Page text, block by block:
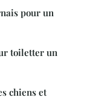
pour un
toiletter un
chiens et